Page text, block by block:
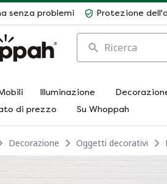
senza problemi Protezione
Ricerca
Illuminazione
di prezzo
Su Whoppah
Decorazione Oggetti decorativi